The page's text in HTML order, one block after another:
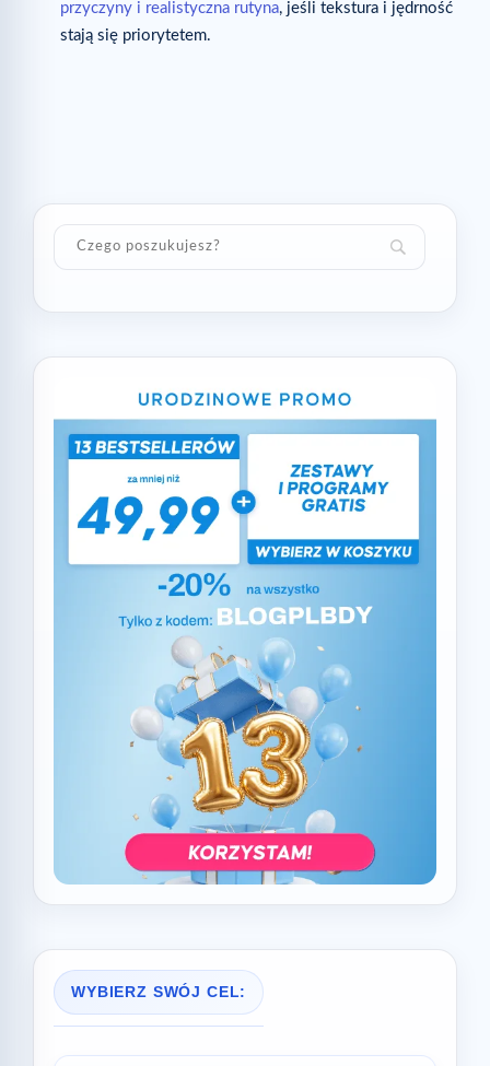
przyczyny i realistyczna rutyna, jeśli tekstura i jędrność
stają się priorytetem.
WYBIERZ SWÓJ CEL: